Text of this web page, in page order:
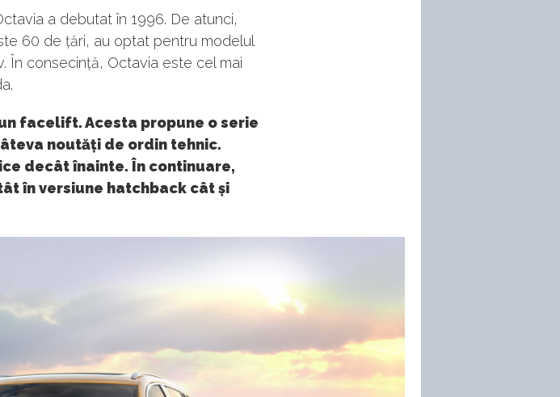
a debutat în 1996. De atunci,
60 de țări, au optat pentru modelul
În consecință, Octavia este cel mai
facelift. Acesta propune o serie
noutăți de ordin tehnic.
decât înainte. În continuare,
în versiune hatchback cât și